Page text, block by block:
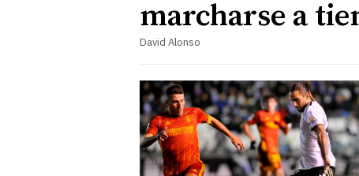
marcharse a
David Alonso